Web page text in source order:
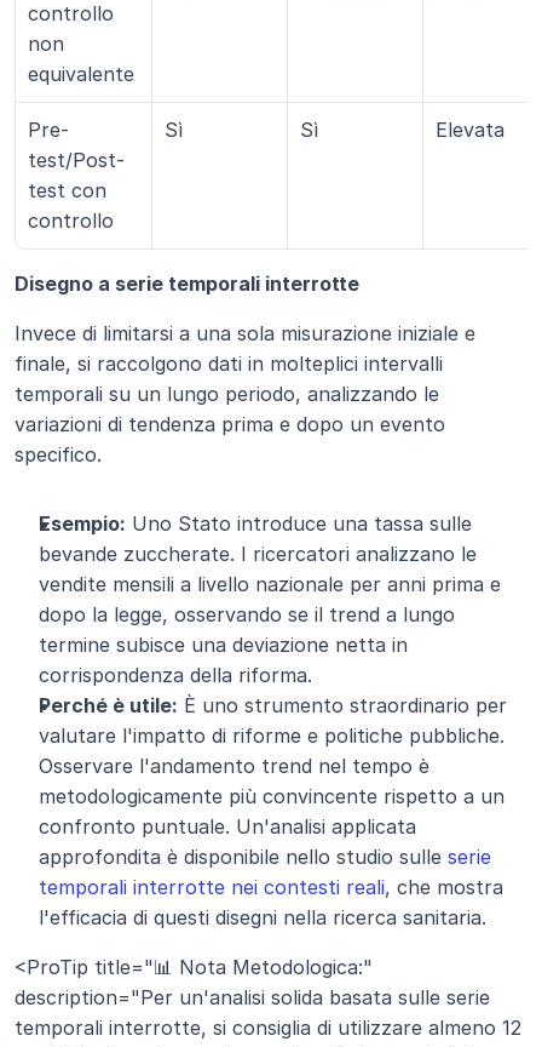
controllo
non
equivalente
Pre-
test/Post-
test con
controllo
Sì Sì Elevata
Disegno a serie temporali interrotte
Invece di limitarsi a una sola misurazione iniziale e
finale, si raccolgono dati in molteplici intervalli
temporali su un lungo periodo, analizzando le
variazioni di tendenza prima e dopo un evento
specifico.
Esempio: Uno Stato introduce una tassa sulle
bevande zuccherate. I ricercatori analizzano le
vendite mensili a livello nazionale per anni prima e
dopo la legge, osservando se il trend a lungo
termine subisce una deviazione netta in
corrispondenza della riforma.
Perché è utile: È uno strumento straordinario per
valutare l'impatto di riforme e politiche pubbliche.
Osservare l'andamento trend nel tempo è
metodologicamente più convincente rispetto a un
confronto puntuale. Un'analisi applicata
approfondita è disponibile nello studio sulle serie
temporali interrotte nei contesti reali, che mostra
l'efficacia di questi disegni nella ricerca sanitaria.
<ProTip title="📊 Nota Metodologica:"
description="Per un'analisi solida basata sulle serie
temporali interrotte, si consiglia di utilizzare almeno 12